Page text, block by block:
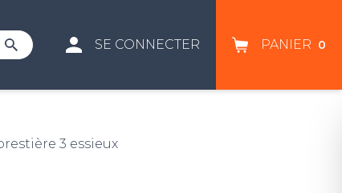
SE CONNECTER PANIER 0
3 essieux